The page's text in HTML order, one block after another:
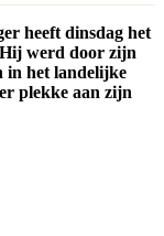
heeft dinsdag het
Hij werd door zijn
in het landelijke
plekke aan zijn